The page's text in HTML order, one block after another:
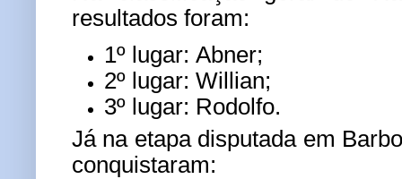
resultados foram:
1º lugar: Abner;
2º lugar: Willian;
3º lugar: Rodolfo.
Já na etapa disputada em
conquistaram: